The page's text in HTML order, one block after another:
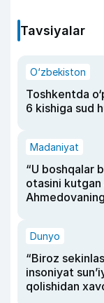
Tavsiyalar
O‘zbekiston
Toshkentda
6 kishiga sud
Madaniyat
“U boshqalar
otasini kutgan
Dunyo
“Biroz
insoniyat
qolishidan